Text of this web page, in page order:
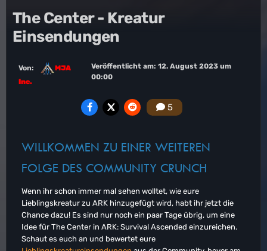
The Center - Kreatur
Einsendungen
Von:
MJA
Inc.
Veröffentlicht am:12. August 2023 um
00:00
5
WILLKOMMEN ZU EINER WEITEREN
FOLGE DES COMMUNITY CRUNCH
Wenn ihr schon immer mal sehen wolltet, wie eure
Lieblingskreatur zu ARK hinzugefügt wird, habt ihr jetzt die
Chance dazu! Es sind nur noch ein paar Tage übrig, um eine
Idee für The Center in ARK: Survival Ascended einzureichen.
Schaut es euch an und bewertet eure